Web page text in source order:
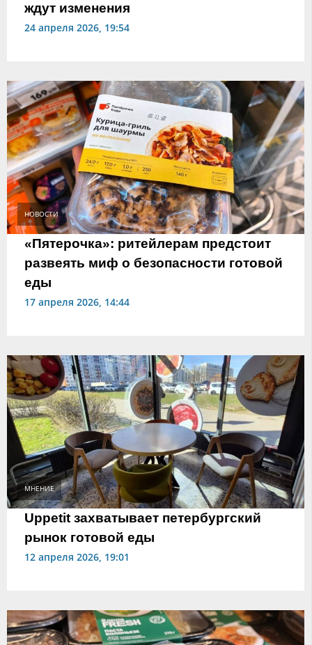
ждут изменения
24 апреля 2026, 19:54
НОВОСТИ
«Пятерочка»: ритейлерам предстоит
развеять миф о безопасности готовой
еды
17 апреля 2026, 14:44
МНЕНИЕ
Uppetit захватывает петербургский
рынок готовой еды
12 апреля 2026, 19:01